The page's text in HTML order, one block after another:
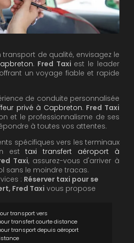
transport de qualité, envisagez le
. Fred Taxi est le leader
un voyage fiable et rapide
de conduite personnalisée
privé à Capbreton. Fred Taxi
et le professionnalisme de ses
à toutes vos attentes.
spécifiques vers les terminaux
esttaxi transfert aéroport à
Taxi, assurez-vous d'arriver à
sans le moindre tracas.
: Réserver taxi pour se
Fred Taxi vous propose
transport vers
transfert courte distance
transport depuis aéroport